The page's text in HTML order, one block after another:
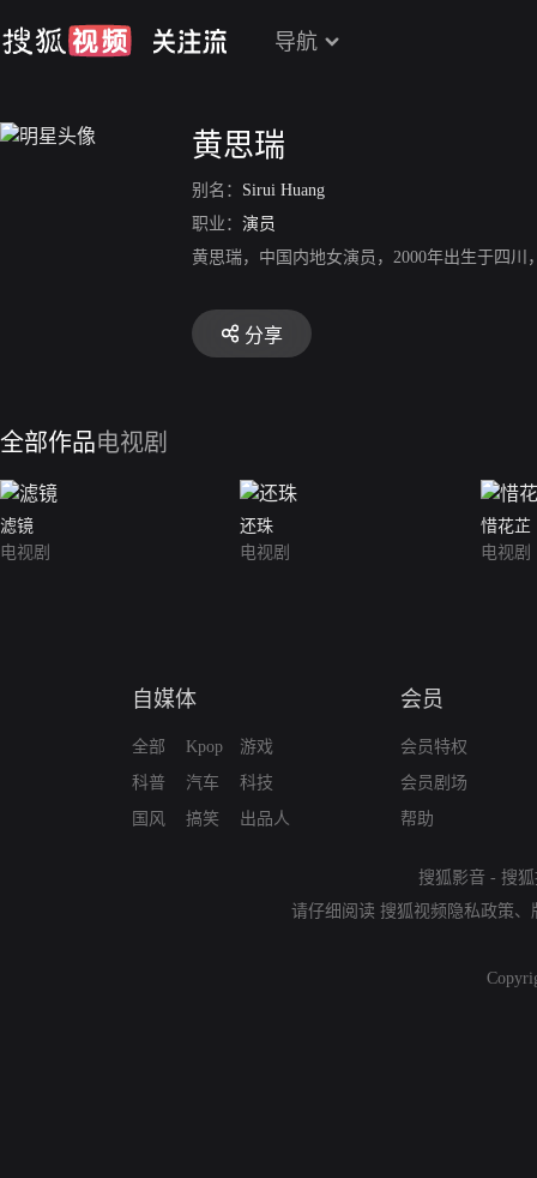
导航
黄思瑞
别名： Sirui Huang
职业： 演员
黄思瑞，中国内地女演员，2000年出生于四川
分享
全部作品电视剧
滤镜
电视剧
还珠
电视剧
惜花芷
电视剧
自媒体
全部
科普
国风
Kpop
汽车
搞笑
游戏
科技
出品人
会员
会员特权
会员剧场
帮助
搜狐影音 - 搜
请仔细阅读 搜狐视频隐私政策、